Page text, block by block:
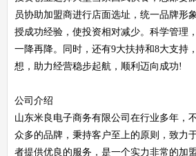
员协助加盟商进行店面选址，统一品牌形
授成功经验，使投资相对减少。科学管理
一降再降。同时，还有9大扶持和8大支持
想，助力经营稳步起航，顺利迈向成功!
公司介绍
山东米良电子商务有限公司在行业多年，
众多的品牌，秉持客户至上的原则，致力
者提供优良的服务，是一个实力非常的加